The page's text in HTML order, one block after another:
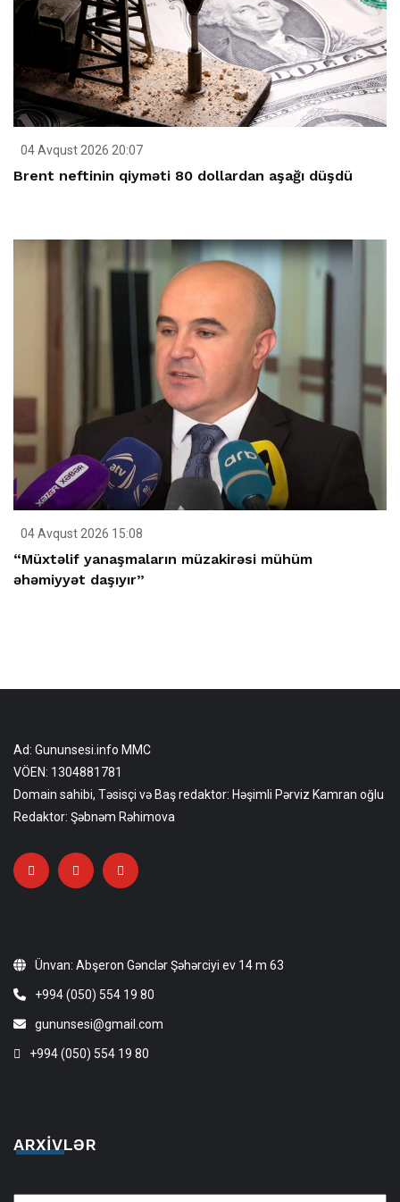
04 Avqust 2026 20:07
Brent neftinin qiyməti 80 dollardan aşağı düşdü
04 Avqust 2026 15:08
“Müxtəlif yanaşmaların müzakirəsi mühüm
əhəmiyyət daşıyır”
Ad: Gununsesi.info MMC
VÖEN: 1304881781
Domain sahibi, Təsisçi və Baş redaktor: Həşimli Pərviz Kamran oğlu
Redaktor: Şəbnəm Rəhimova
Ünvan: Abşeron Gənclər Şəhərciyi ev 14 m 63
+994 (050) 554 19 80
gununsesi@gmail.com
+994 (050) 554 19 80
ARXIVLƏR
Arxivlər